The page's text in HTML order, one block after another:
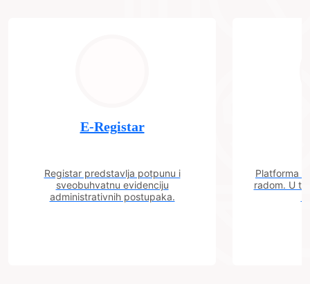
E-Registar
Registar predstavlja potpunu i
sveobuhvatnu evidenciju
administrativnih postupaka.
Platforma
radom. U